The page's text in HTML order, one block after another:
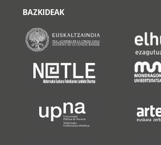
BAZKIDEAK